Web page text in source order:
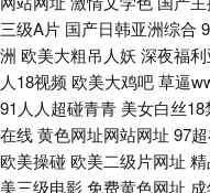
三级A片 国产日韩亚洲综合
洲 欧美大粗吊人妖 深夜福
人18视频 欧美大鸡吧草逼
91人人超碰青青 美女白丝18
在线黄色网址网站网址 97
欧美操碰 欧美二级片网址
美三级电影免费黄色网址